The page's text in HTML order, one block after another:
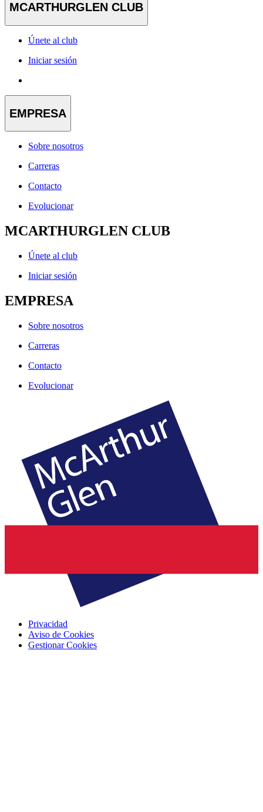
MCARTHURGLEN CLUB
Únete al club
Iniciar sesión
EMPRESA
Sobre nosotros
Carreras
Contacto
Evolucionar
MCARTHURGLEN CLUB
Únete al club
Iniciar sesión
EMPRESA
Sobre nosotros
Carreras
Contacto
Evolucionar
Privacidad
Aviso de Cookies
Gestionar Cookies